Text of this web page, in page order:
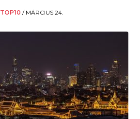
TOP10 / MÁRCIUS 24.